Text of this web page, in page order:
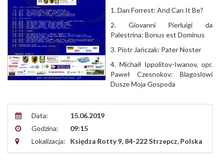
1. Dan Forrest: And Can It Be?
2. Giovanni Pierluigi da
Palestrina: Bonus est Dominus
3. Piotr Jańczak: Pater Noster
4. Michaił Ippolitov-Iwanov, opr.
Paweł Czesnokov: Blagoslowi
Dusze Moja Gospoda
Data:
15.06.2019
Godzina:
09:15
Lokalizacja:
Księdza Rotty 9, 84-222 Strzepcz, Polska